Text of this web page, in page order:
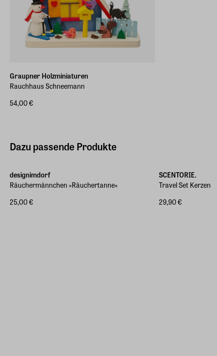
Graupner Holzminiaturen
Rauchhaus Schneemann
54,00 €
Dazu passende Produkte
designimdorf
Räuchermännchen »Räuchertanne«
25,00 €
SCENTORIE.
Travel Set Kerzen
29,90 €